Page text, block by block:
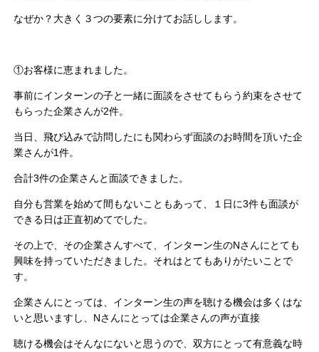
なぜか？大きく３つの要素に分けてお話しします。
①お客様に恵まれました。
事前にインターンの子と一緒に面談をさせてもらう約束をさせて
もらった企業さんが2件。
当日、飛び込みで訪問したにも関わらず面談のお時間を頂いた企
業さんが1件。
合計3件の企業さんと面談できました。
自分も営業を始めて間もないこともあって、１日に3件も面談が
できる日は正直初めてでした。
その上で、その企業さんすべて、インターン生のNさんにとても
興味を持っていただきました。それはとてもありがたいことで
す。
企業さんにとっては、インターン生の声を聴ける機会は多くはな
いと思いますし、Nさんにとっては企業さんの声が直接
聴ける機会はそんなにないと思うので、双方にとって有意義な時